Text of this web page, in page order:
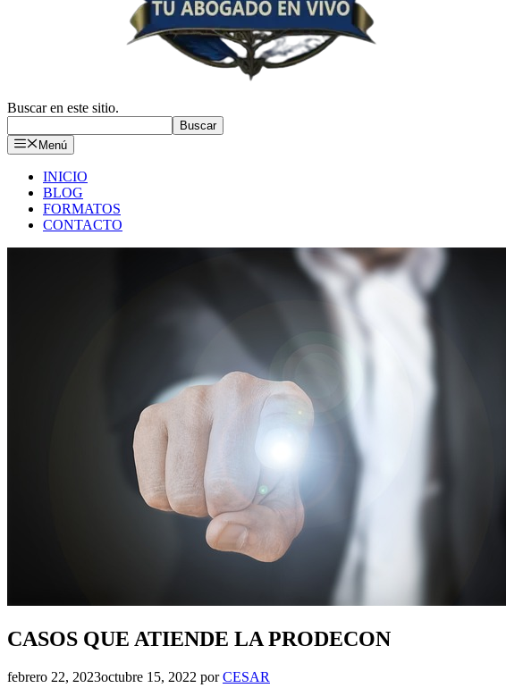
Buscar en este sitio.
Buscar
Menú
INICIO
BLOG
FORMATOS
CONTACTO
CASOS QUE ATIENDE LA PRODECON
febrero 22, 2023octubre 15, 2022 porCESAR